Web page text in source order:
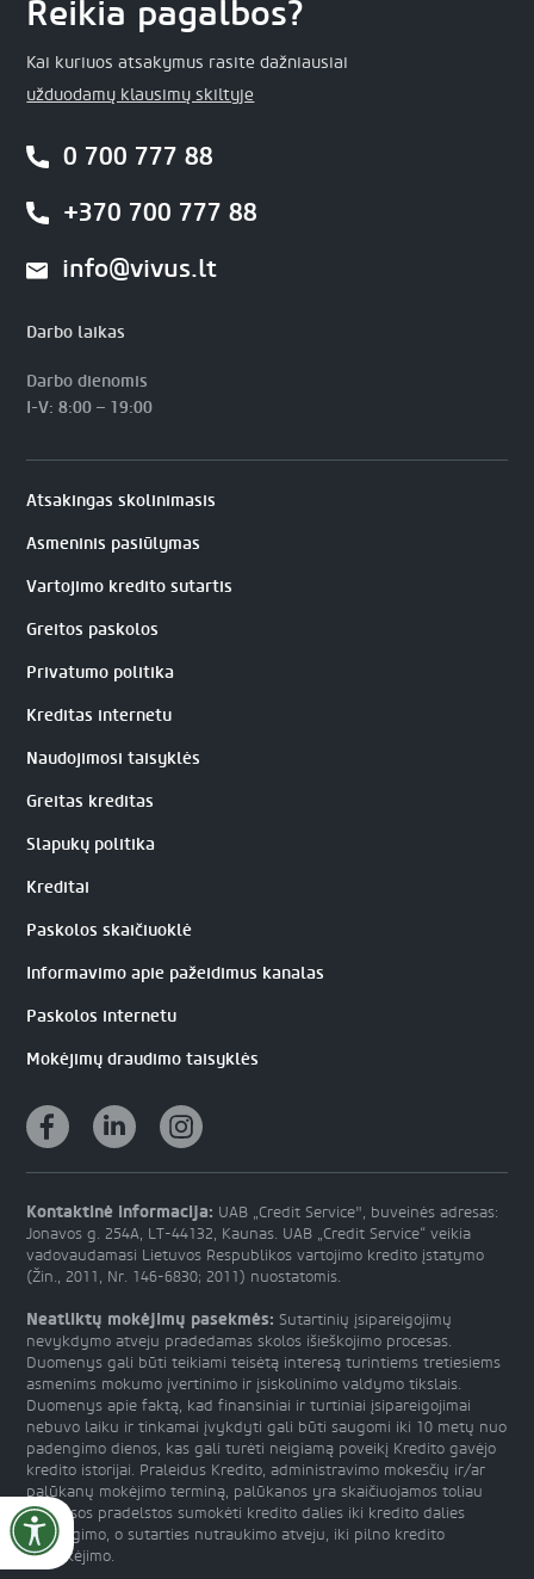
Reikia pagalbos?
Kai kuriuos atsakymus rasite dažniausiai
užduodamų klausimų skiltyje
0 700 777 88
+370 700 777 88
info@vivus.lt
Darbo laikas
Darbo dienomis
I-V: 8:00 – 19:00
Atsakingas skolinimasis
Asmeninis pasiūlymas
Vartojimo kredito sutartis
Greitos paskolos
Privatumo politika
Kreditas internetu
Naudojimosi taisyklės
Greitas kreditas
Slapukų politika
Kreditai
Paskolos skaičiuoklė
Informavimo apie pažeidimus kanalas
Paskolos internetu
Mokėjimų draudimo taisyklės
Kontaktinė informacija: UAB „Credit Service", buveinės adresas:
Jonavos g. 254A, LT-44132, Kaunas. UAB „Credit Service“ veikia
vadovaudamasi Lietuvos Respublikos vartojimo kredito įstatymo
(Žin., 2011, Nr. 146-6830; 2011) nuostatomis.
Neatliktų mokėjimų pasekmės: Sutartinių įsipareigojimų
nevykdymo atveju pradedamas skolos išieškojimo procesas.
Duomenys gali būti teikiami teisėtą interesą turintiems tretiesiems
asmenims mokumo įvertinimo ir įsiskolinimo valdymo tikslais.
Duomenys apie faktą, kad finansiniai ir turtiniai įsipareigojimai
nebuvo laiku ir tinkamai įvykdyti gali būti saugomi iki 10 metų nuo
padengimo dienos, kas gali turėti neigiamą poveikį Kredito gavėjo
kredito istorijai. Praleidus Kredito, administravimo mokesčių ir/ar
palūkanų mokėjimo terminą, palūkanos yra skaičiuojamos toliau
nuo visos pradelstos sumokėti kredito dalies iki kredito dalies
padengimo, o sutarties nutraukimo atveju, iki pilno kredito
apmokėjimo.